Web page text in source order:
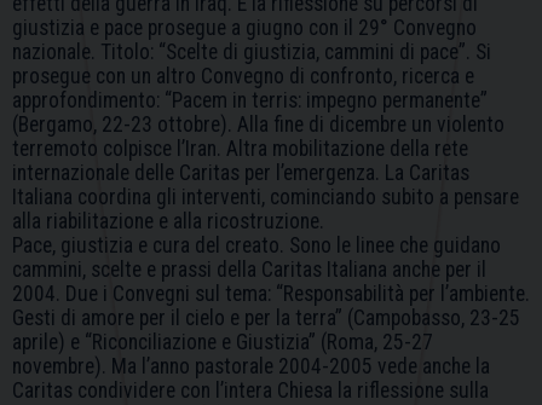
giustizia e pace prosegue a giugno con il 29° Convegno
nazionale. Titolo: “Scelte di giustizia, cammini di pace”. Si
prosegue con un altro Convegno di confronto, ricerca e
approfondimento: “Pacem in terris: impegno permanente”
(Bergamo, 22-23 ottobre). Alla fine di dicembre un violento
terremoto colpisce l’Iran. Altra mobilitazione della rete
internazionale delle Caritas per l’emergenza. La Caritas
Italiana coordina gli interventi, cominciando subito a pensare
alla riabilitazione e alla ricostruzione.
Pace, giustizia e cura del creato. Sono le linee che guidano
cammini, scelte e prassi della Caritas Italiana anche per il
2004. Due i Convegni sul tema: “Responsabilità per l’ambiente.
Gesti di amore per il cielo e per la terra” (Campobasso, 23-25
aprile) e “Riconciliazione e Giustizia” (Roma, 25-27
novembre). Ma l’anno pastorale 2004-2005 vede anche la
Caritas condividere con l’intera Chiesa la riflessione sulla